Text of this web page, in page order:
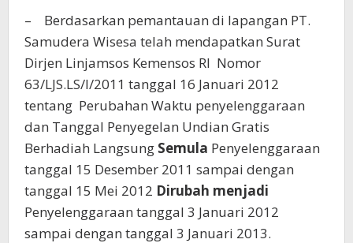
– Berdasarkan pemantauan di lapangan PT.
Samudera Wisesa telah mendapatkan Surat
Dirjen Linjamsos Kemensos RI Nomor
63/LJS.LS/I/2011 tanggal 16 Januari 2012
tentang Perubahan Waktu penyelenggaraan
dan Tanggal Penyegelan Undian Gratis
Berhadiah Langsung Semula Penyelenggaraan
tanggal 15 Desember 2011 sampai dengan
tanggal 15 Mei 2012 Dirubah menjadi
Penyelenggaraan tanggal 3 Januari 2012
sampai dengan tanggal 3 Januari 2013.